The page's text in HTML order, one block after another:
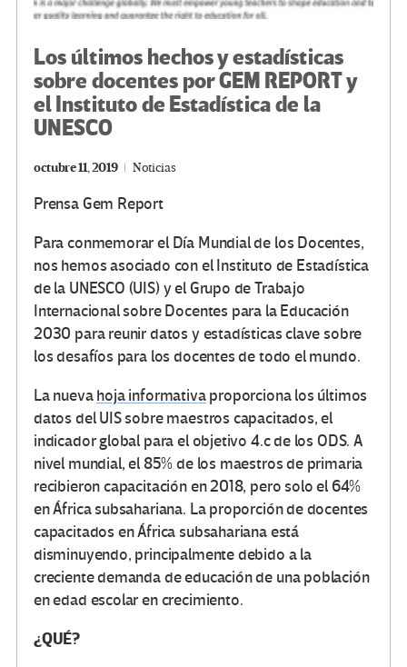
Los últimos hechos y estadísticas
sobre docentes por GEM REPORT y
el Instituto de Estadística de la
UNESCO
octubre 11, 2019 Noticias
Prensa Gem Report
Para conmemorar el Día Mundial de los Docentes,
nos hemos asociado con el Instituto de Estadística
de la UNESCO (UIS) y el Grupo de Trabajo
Internacional sobre Docentes para la Educación
2030 para reunir datos y estadísticas clave sobre
los desafíos para los docentes de todo el mundo.
La nuevahoja informativaproporciona los últimos
datos del UIS sobre maestros capacitados, el
indicador global para el objetivo 4.c de los ODS. A
nivel mundial, el 85% de los maestros de primaria
recibieron capacitación en 2018, pero solo el 64%
en África subsahariana. La proporción de docentes
capacitados en África subsahariana está
disminuyendo, principalmente debido a la
creciente demanda de educación de una población
en edad escolar en crecimiento.
¿QUÉ?